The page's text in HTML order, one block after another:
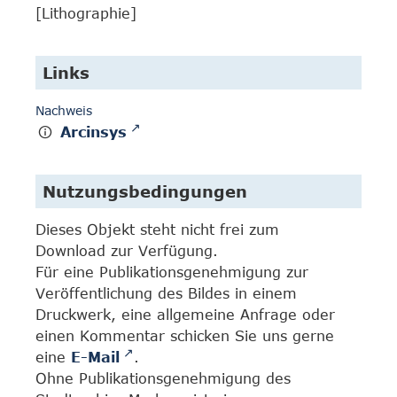
[Lithographie]
Links
Nachweis
Arcinsys
Nutzungsbedingungen
Dieses Objekt steht nicht frei zum
Download zur Verfügung.
Für eine Publikationsgenehmigung zur
Veröffentlichung des Bildes in einem
Druckwerk, eine allgemeine Anfrage oder
einen Kommentar schicken Sie uns gerne
eine E-Mail
.
Ohne Publikationsgenehmigung des